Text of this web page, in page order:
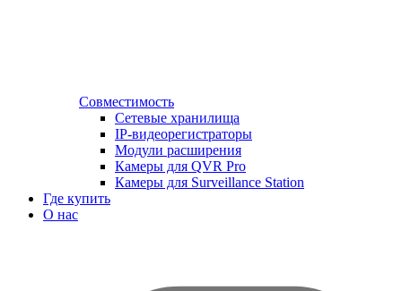
Совместимость
Сетевые хранилища
IP-видеорегистраторы
Модули расширения
Камеры для QVR Pro
Камеры для Surveillance Station
Где купить
О нас